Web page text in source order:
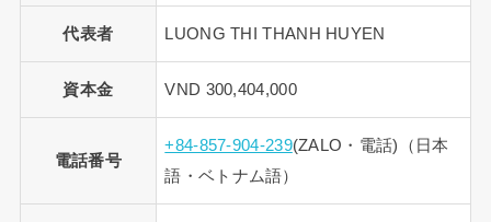
代表者 LUONG THI THANH HUYEN
資本金 VND 300,404,000
電話番号
+84-857-904-239(ZALO・電話)（日本
語・ベトナム語）